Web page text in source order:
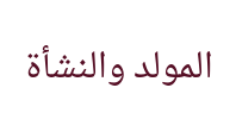
المولد والنشأة